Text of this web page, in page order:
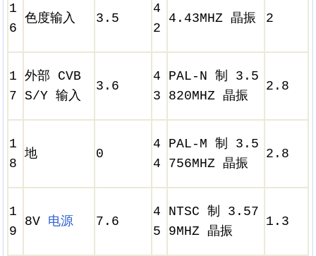
1
6
色度输入 3.5
4
2
4.43MHZ 晶振 2
1
7
外部 CVB
S/Y 输入
3.6
4
3
PAL-N 制 3.5
820MHZ 晶振
2.8
1
8
地 0
4
4
PAL-M 制 3.5
756MHZ 晶振
2.8
1
9
8V 电源 7.6
4
5
NTSC 制 3.57
9MHZ 晶振
1.3